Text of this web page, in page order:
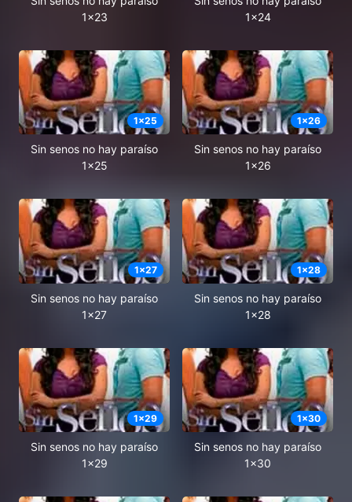
1x23
1x24
1x25
Sin senos no hay paraíso
1x25
1x26
Sin senos no hay paraíso
1x26
1x27
Sin senos no hay paraíso
1x27
1x28
Sin senos no hay paraíso
1x28
1x29
Sin senos no hay paraíso
1x29
1x30
Sin senos no hay paraíso
1x30